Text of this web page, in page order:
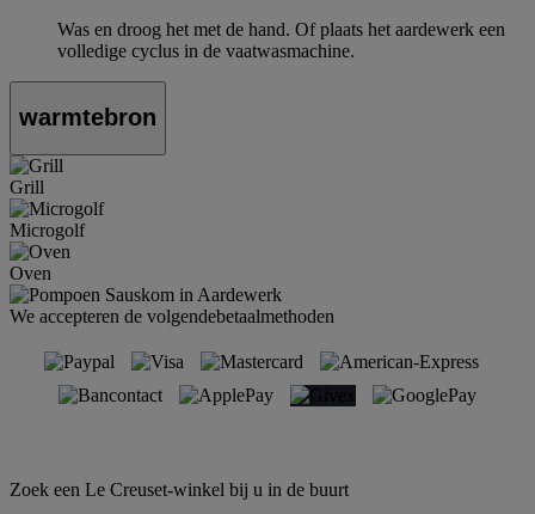
Was en droog het met de hand. Of plaats het aardewerk een
volledige cyclus in de vaatwasmachine.
warmtebron
Grill
Microgolf
Oven
We accepteren de volgendebetaalmethoden
Zoek een Le Creuset-winkel bij u in de buurt